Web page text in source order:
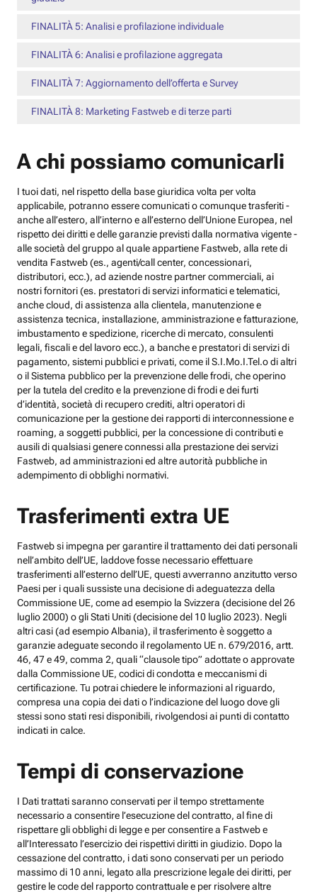
FINALITÀ 5: Analisi e profilazione individuale
FINALITÀ 6: Analisi e profilazione aggregata
FINALITÀ 7: Aggiornamento dell’offerta e Survey
FINALITÀ 8: Marketing Fastweb e di terze parti
A chi possiamo comunicarli
I tuoi dati, nel rispetto della base giuridica volta per volta
applicabile, potranno essere comunicati o comunque trasferiti -
anche all’estero, all’interno e all’esterno dell’Unione Europea, nel
rispetto dei diritti e delle garanzie previsti dalla normativa vigente -
alle società del gruppo al quale appartiene Fastweb, alla rete di
vendita Fastweb (es., agenti/call center, concessionari,
distributori, ecc.), ad aziende nostre partner commerciali, ai
nostri fornitori (es. prestatori di servizi informatici e telematici,
anche cloud, di assistenza alla clientela, manutenzione e
assistenza tecnica, installazione, amministrazione e fatturazione,
imbustamento e spedizione, ricerche di mercato, consulenti
legali, fiscali e del lavoro ecc.), a banche e prestatori di servizi di
pagamento, sistemi pubblici e privati, come il S.I.Mo.I.Tel.o di altri
o il Sistema pubblico per la prevenzione delle frodi, che operino
per la tutela del credito e la prevenzione di frodi e dei furti
d’identità, società di recupero crediti, altri operatori di
comunicazione per la gestione dei rapporti di interconnessione e
roaming, a soggetti pubblici, per la concessione di contributi e
ausili di qualsiasi genere connessi alla prestazione dei servizi
Fastweb, ad amministrazioni ed altre autorità pubbliche in
adempimento di obblighi normativi.
Trasferimenti extra UE
Fastweb si impegna per garantire il trattamento dei dati personali
nell’ambito dell’UE, laddove fosse necessario effettuare
trasferimenti all’esterno dell’UE, questi avverranno anzitutto verso
Paesi per i quali sussiste una decisione di adeguatezza della
Commissione UE, come ad esempio la Svizzera (decisione del 26
luglio 2000) o gli Stati Uniti (decisione del 10 luglio 2023). Negli
altri casi (ad esempio Albania), il trasferimento è soggetto a
garanzie adeguate secondo il regolamento UE n. 679/2016, artt.
46, 47 e 49, comma 2, quali “clausole tipo” adottate o approvate
dalla Commissione UE, codici di condotta e meccanismi di
certificazione. Tu potrai chiedere le informazioni al riguardo,
compresa una copia dei dati o l’indicazione del luogo dove gli
stessi sono stati resi disponibili, rivolgendosi ai punti di contatto
indicati in calce.
Tempi di conservazione
I Dati trattati saranno conservati per il tempo strettamente
necessario a consentire l’esecuzione del contratto, al fine di
rispettare gli obblighi di legge e per consentire a Fastweb e
all’Interessato l’esercizio dei rispettivi diritti in giudizio. Dopo la
cessazione del contratto, i dati sono conservati per un periodo
massimo di 10 anni, legato alla prescrizione legale dei diritti, per
gestire le code del rapporto contrattuale e per risolvere altre